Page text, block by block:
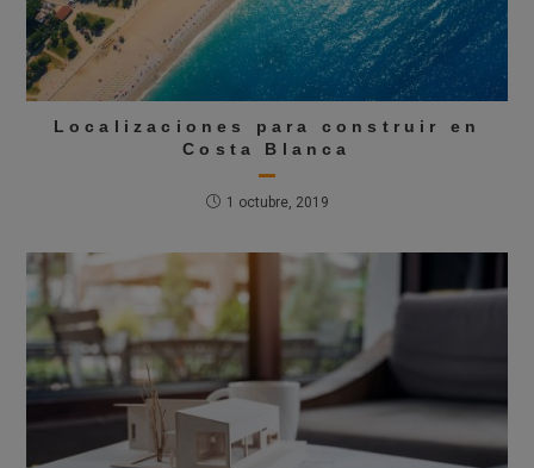
Localizaciones para construir en
Costa Blanca
1 octubre, 2019